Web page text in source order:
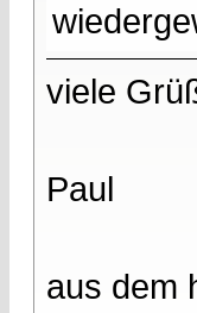
viele
Paul
aus dem